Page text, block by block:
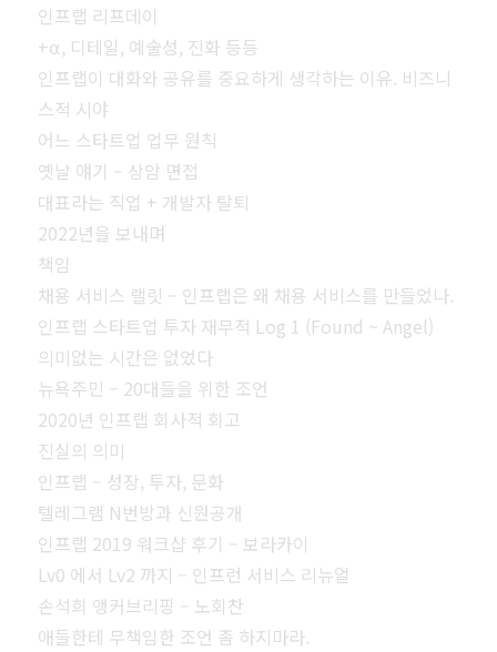
인프랩 리프데이
+⍺, 디테일, 예술성, 진화 등등
인프랩이 대화와 공유를 중요하게 생각하는 이유. 비즈니
스적 시야
어느 스타트업 업무 원칙
옛날 얘기 – 상암 면접
대표라는 직업 + 개발자 탈퇴
2022년을 보내며
책임
채용 서비스 랠릿 – 인프랩은 왜 채용 서비스를 만들었나.
인프랩 스타트업 투자 재무적 Log 1 (Found ~ Angel)
의미없는 시간은 없었다
뉴욕주민 – 20대들을 위한 조언
2020년 인프랩 회사적 회고
진실의 의미
인프랩 – 성장, 투자, 문화
텔레그램 N번방과 신원공개
인프랩 2019 워크샵 후기 – 보라카이
Lv0 에서 Lv2 까지 – 인프런 서비스 리뉴얼
손석희 앵커브리핑 – 노회찬
애들한테 무책임한 조언 좀 하지마라.